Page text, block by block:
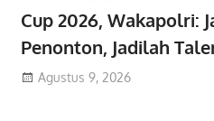
Cup 2026, Wakapolri:
Penonton, Jadilah
Agustus 9, 2026